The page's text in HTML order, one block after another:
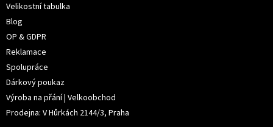
Velikostní tabulka
Blog
OP & GDPR
Reklamace
Spolupráce
Dárkový poukaz
Výroba na přání | Velkoobchod
Prodejna: V Hůrkách 2144/3, Praha